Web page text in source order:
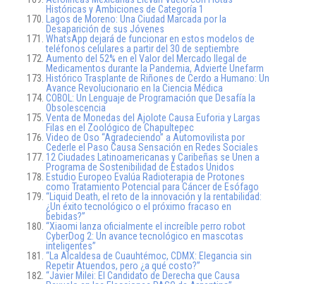
Históricas y Ambiciones de Categoría 1
Lagos de Moreno: Una Ciudad Marcada por la
Desaparición de sus Jóvenes
WhatsApp dejará de funcionar en estos modelos de
teléfonos celulares a partir del 30 de septiembre
Aumento del 52% en el Valor del Mercado Ilegal de
Medicamentos durante la Pandemia, Advierte Unefarm
Histórico Trasplante de Riñones de Cerdo a Humano: Un
Avance Revolucionario en la Ciencia Médica
COBOL: Un Lenguaje de Programación que Desafía la
Obsolescencia
Venta de Monedas del Ajolote Causa Euforia y Largas
Filas en el Zoológico de Chapultepec
Video de Oso “Agradeciendo” a Automovilista por
Cederle el Paso Causa Sensación en Redes Sociales
12 Ciudades Latinoamericanas y Caribeñas se Unen a
Programa de Sostenibilidad de Estados Unidos
Estudio Europeo Evalúa Radioterapia de Protones
como Tratamiento Potencial para Cáncer de Esófago
“Liquid Death, el reto de la innovación y la rentabilidad:
¿Un éxito tecnológico o el próximo fracaso en
bebidas?”
“Xiaomi lanza oficialmente el increíble perro robot
CyberDog 2: Un avance tecnológico en mascotas
inteligentes”
“La Alcaldesa de Cuauhtémoc, CDMX: Elegancia sin
Repetir Atuendos, pero ¿a qué costo?”
“Javier Milei: El Candidato de Derecha que Causa